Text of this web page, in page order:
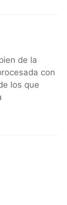
de la
con
los que